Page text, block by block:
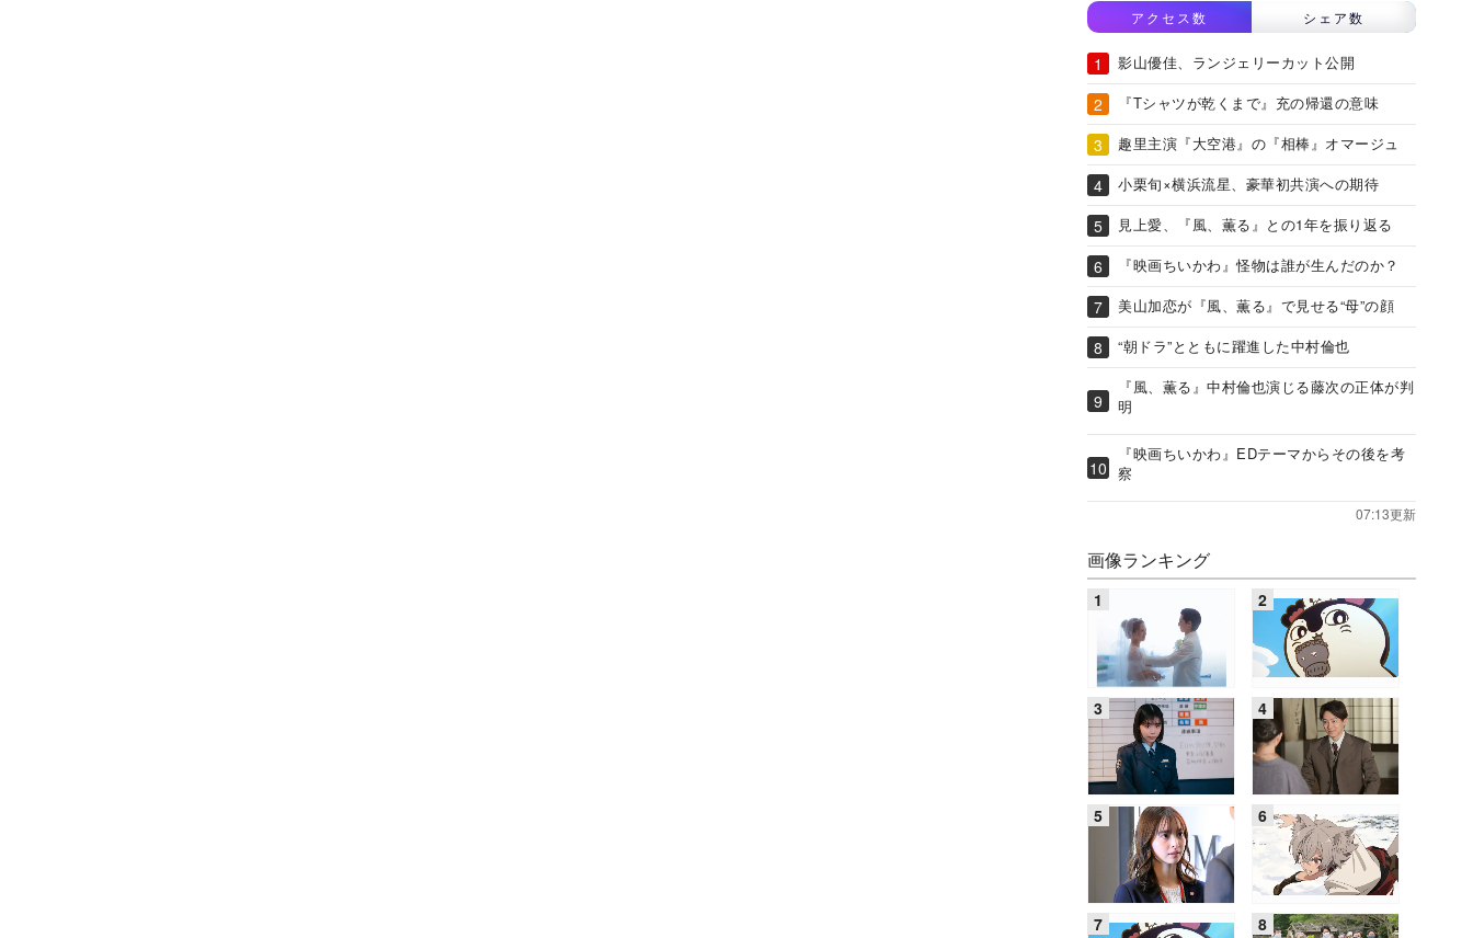
アクセス数 シェア数
影山優佳、ランジェリーカット公開
『Tシャツが乾くまで』充の帰還の意味
趣里主演『大空港』の『相棒』オマージュ
小栗旬×横浜流星、豪華初共演への期待
見上愛、『風、薫る』との1年を振り返る
『映画ちいかわ』怪物は誰が生んだのか？
美山加恋が『風、薫る』で見せる“母”の顔
“朝ドラ”とともに躍進した中村倫也
『風、薫る』中村倫也演じる藤次の正体が判
明
『映画ちいかわ』EDテーマからその後を考
察
07:13更新
画像ランキング